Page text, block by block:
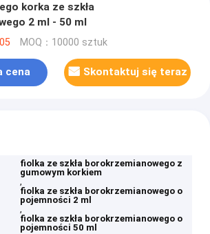
korka ze szkła
2 ml - 50 ml
MOQ：10000 sztuk
cena Skontaktuj się teraz
fiolka ze szkła borokrzemianowego z
gumowym korkiem
,
fiolka ze szkła borokrzemianowego o
pojemności 2 ml
,
fiolka ze szkła borokrzemianowego o
pojemności 50 ml